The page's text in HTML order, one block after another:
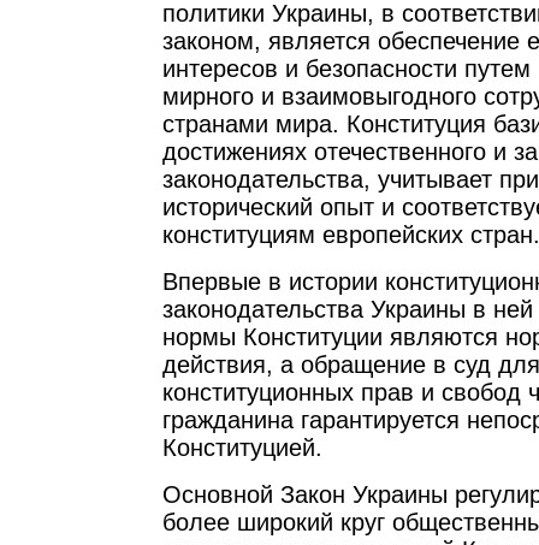
политики Украины, в
законом, является обеспечение
интересов и безопасности
мирного и взаимовыгодного
странами мира. Конституция
достижениях отечественного и
законодательства, учитывает
исторический опыт и
конституциям европейских стран.
Впервые в истории
законодательства Украины в
нормы Конституции являются
действия, а обращение в суд
конституционных прав и свобод
гражданина гарантируется
Конституцией.
Основной Закон Украины
более широкий круг